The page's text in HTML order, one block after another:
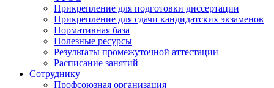
Прикрепление для подготовки диссертации
Прикрепление для сдачи кандидатских экзаменов
Нормативная база
Полезные ресурсы
Результаты промежуточной аттестации
Расписание занятий
Сотруднику
Профсоюзная организация